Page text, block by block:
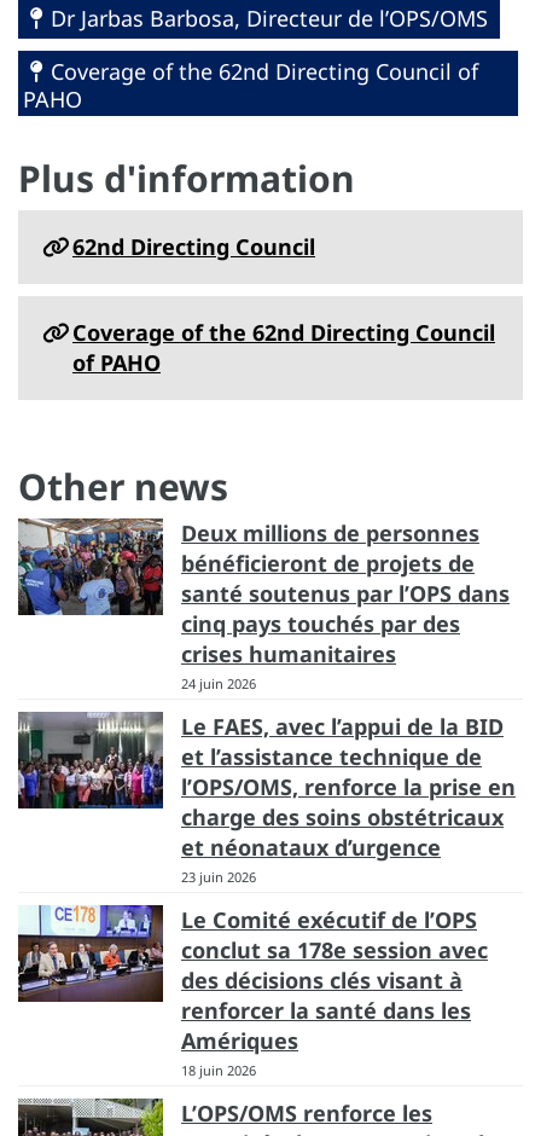
Dr Jarbas Barbosa, Directeur de l’OPS/OMS
Coverage of the 62nd Directing Council of
PAHO
Plus d'information
62nd Directing Council
Coverage of the 62nd Directing Council
of PAHO
Other news
Deux millions de personnes
bénéficieront de projets de
santé soutenus par l’OPS dans
cinq pays touchés par des
crises humanitaires
24 juin 2026
Le FAES, avec l’appui de la BID
et l’assistance technique de
l’OPS/OMS, renforce la prise en
charge des soins obstétricaux
et néonataux d’urgence
23 juin 2026
Le Comité exécutif de l’OPS
conclut sa 178e session avec
des décisions clés visant à
renforcer la santé dans les
Amériques
18 juin 2026
L’OPS/OMS renforce les